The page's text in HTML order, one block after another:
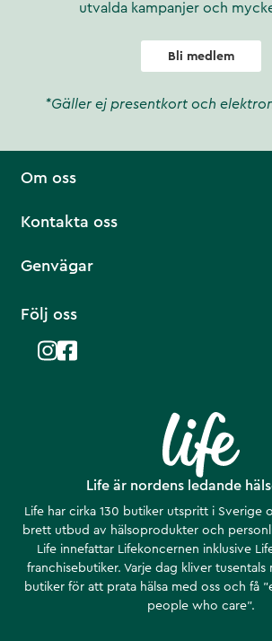
utvalda kampanjer och
Bli medlem
*Gäller ej presentkort och
Life är nordens ledande
Life har cirka 130 butiker utspritt i Sverige
brett utbud av hälsoprodukter och
Life innefattar Lifekoncernen inklusive
franchisebutiker. Varje dag kliver tusentals
butiker för att prata hälsa med oss och få
people who care”.
Om oss
Kontakta oss
Genvägar
Följ oss